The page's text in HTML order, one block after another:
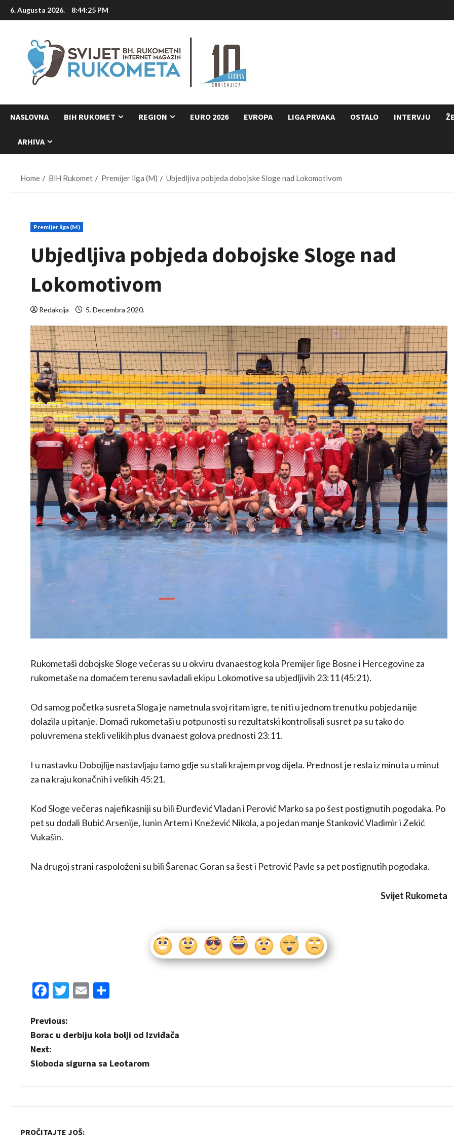
Skip
to
6. Augusta 2026. 8:44:26 PM
NASLOVNA BIH RUKOMET REGION EURO 2026 EVROPA LIGA PRVAKA OSTALO INTERVJU
ARHIVA
Home BiH Rukomet Premijer liga (M) Ubjedljiva pobjeda dobojske Sloge nad Lokomotivom
Premijer liga (M)
Ubjedljiva pobjeda dobojske Sloge nad
Lokomotivom
Redakcija 5. Decembra 2020.
Rukometaši dobojske Sloge večeras su u okviru dvanaestog kola Premijer lige Bosne i Hercegovine za
rukometaše na domaćem terenu savladali ekipu Lokomotive sa ubjedljivih 23:11 (45:21).
Od samog početka susreta Sloga je nametnula svoj ritam igre, te niti u jednom trenutku pobjeda nije
dolazila u pitanje. Domaći rukometaši u potpunosti su rezultatski kontrolisali susret pa su tako do
poluvremena stekli velikih plus dvanaest golova prednosti 23:11.
I u nastavku Dobojlije nastavljaju tamo gdje su stali krajem prvog dijela. Prednost je resla iz minuta u minut
za na kraju konačnih i velikih 45:21.
Kod Sloge večeras najefikasniji su bili Đurđević Vladan i Perović Marko sa po šest postignutih pogodaka. Po
pet su dodali Bubić Arsenije, Iunin Artem i Knežević Nikola, a po jedan manje Stanković Vladimir i Zekić
Vukašin.
Na drugoj strani raspoloženi su bili Šarenac Goran sa šest i Petrović Pavle sa pet postignutih pogodaka.
Svijet Rukometa
Facebook
Twitter
Email
P
o
s
a
Previous:
Borac u derbiju kola bolji od Izviđača
Next:
Sloboda sigurna sa Leotarom
PROČITAJTE JOŠ: